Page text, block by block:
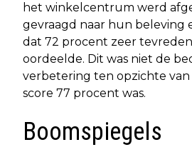
het winkelcentrum werd
gevraagd naar hun beleving
dat 72 procent zeer
oordeelde. Dit was niet de
verbetering ten opzichte van
score 77 procent was.
Boomspiegels